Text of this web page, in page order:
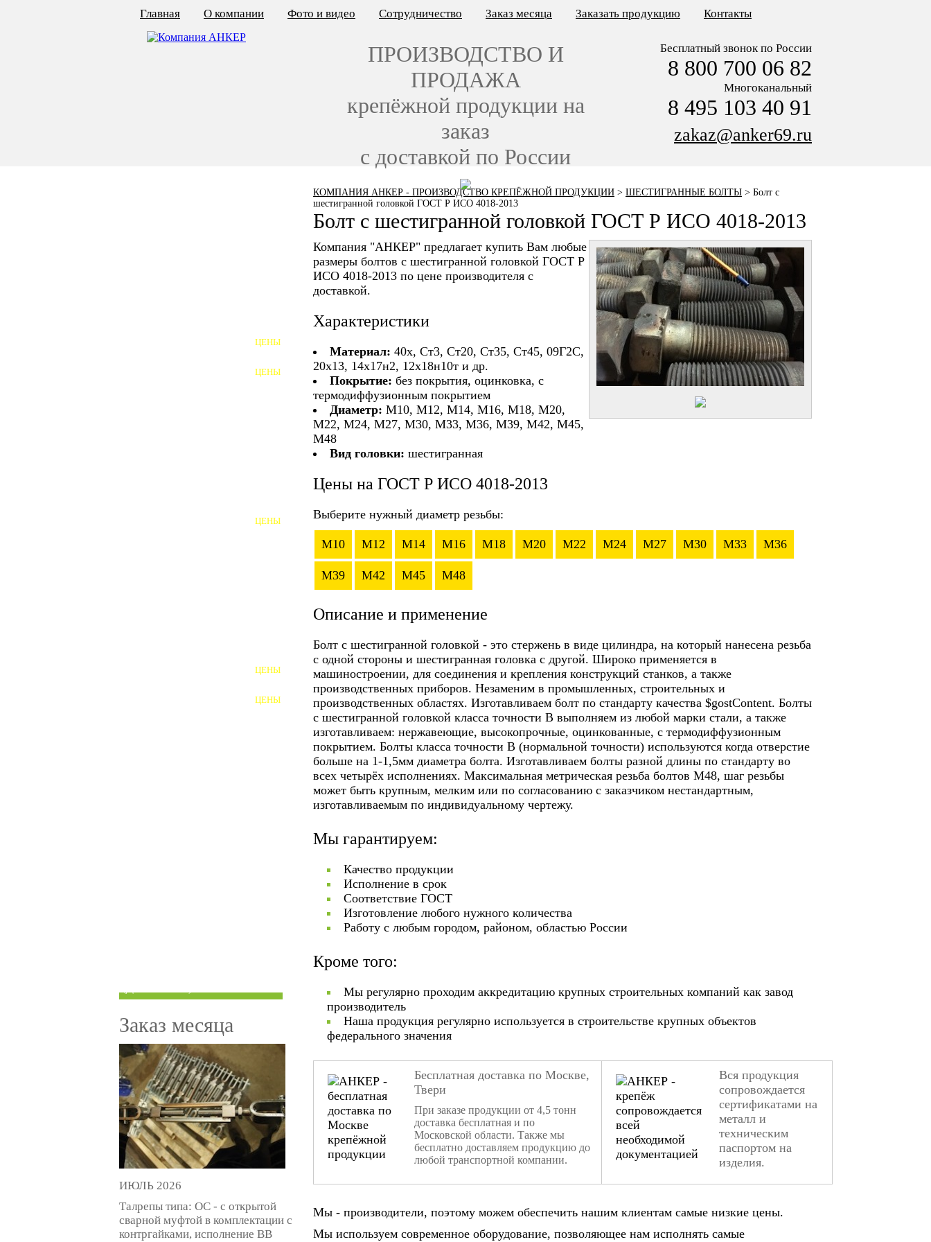
КОМПАНИЯ АНКЕР - ПРОИЗВОДСТВО КРЕПЁЖНОЙ ПРОДУКЦИИ > ШЕСТИГРАННЫЕ БОЛТЫ > Болт с
шестигранной головкой ГОСТ Р ИСО 4018-2013
Болт с шестигранной головкой ГОСТ Р ИСО 4018-2013
Компания "АНКЕР" предлагает купить Вам любые
размеры болтов с шестигранной головкой ГОСТ Р
ИСО 4018-2013 по цене производителя с
доставкой.
Характеристики
Материал: 40х, Ст3, Ст20, Ст35, Ст45, 09Г2С,
20х13, 14х17н2, 12х18н10т и др.
Покрытие: без покрытия, оцинковка, с
термодиффузионным покрытием
Диаметр: М10, М12, М14, М16, М18, М20,
М22, М24, М27, М30, М33, М36, М39, М42, М45,
М48
Вид головки: шестигранная
Цены на ГОСТ Р ИСО 4018-2013
Выберите нужный диаметр резьбы:
M10 M12 M14 M16 M18 M20 M22 M24 M27 M30 M33 M36
M39 M42 M45 M48
Описание и применение
Болт с шестигранной головкой - это стержень в виде цилиндра, на который нанесена резьба
с одной стороны и шестигранная головка с другой. Широко применяется в
машиностроении, для соединения и крепления конструкций станков, а также
производственных приборов. Незаменим в промышленных, строительных и
производственных областях. Изготавливаем болт по стандарту качества $gostContent. Болты
с шестигранной головкой класса точности В выполняем из любой марки стали, а также
изготавливаем: нержавеющие, высокопрочные, оцинкованные, с термодиффузионным
покрытием. Болты класса точности В (нормальной точности) используются когда отверстие
больше на 1-1,5мм диаметра болта. Изготавливаем болты разной длины по стандарту во
всех четырёх исполнениях. Максимальная метрическая резьба болтов М48, шаг резьбы
может быть крупным, мелким или по согласованию с заказчиком нестандартным,
изготавливаемым по индивидуальному чертежу.
Мы гарантируем:
Качество продукции
Исполнение в срок
Соответствие ГОСТ
Изготовление любого нужного количества
Работу с любым городом, районом, областью России
Кроме того:
Мы регулярно проходим аккредитацию крупных строительных компаний как завод
производитель
Наша продукция регулярно используется в строительстве крупных объектов
федерального значения
Бесплатная доставка по Москве,
Твери
При заказе продукции от 4,5 тонн
доставка бесплатная и по
Московской области. Также мы
бесплатно доставляем продукцию до
любой транспортной компании.
Вся продукция
сопровождается
сертификатами на
металл и
техническим
паспортом на
изделия.
Мы - производители, поэтому можем обеспечить нашим клиентам самые низкие цены.
Мы используем современное оборудование, позволяющее нам исполнять самые
ЦЕНЫ
ЦЕНЫ
ШАЙБЫ ФУНДАМЕНТНЫЕ
ЦЕНЫ
ЦЕНЫ
ЦЕНЫ
Заказ месяца
ИЮЛЬ 2026
Талрепы типа: ОС - с открытой
сварной муфтой в комплектации с
контргайками, исполнение ВВ
Главная О компании Фото и видео Сотрудничество Заказ месяца Заказать продукцию Контакты
ПРОИЗВОДСТВО И
ПРОДАЖА
крепёжной продукции на
заказ
с доставкой по России
Бесплатный звонок по России
8 800 700 06 82
Многоканальный
8 495 103 40 91
zakaz@anker69.ru